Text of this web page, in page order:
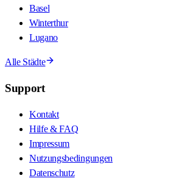
Basel
Winterthur
Lugano
Alle Städte
Support
Kontakt
Hilfe & FAQ
Impressum
Nutzungsbedingungen
Datenschutz